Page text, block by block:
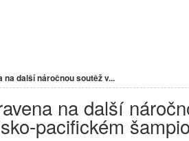
na další náročnou soutěž v...
na další
pacifickém